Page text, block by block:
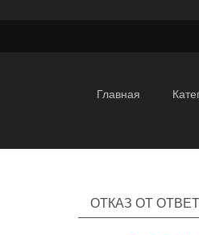
Главная
ОТКАЗ ОТ